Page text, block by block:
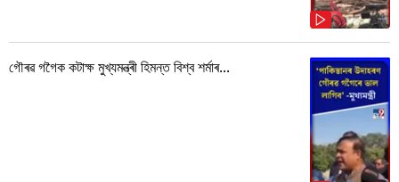
গৌৰৱ গগৈক কটাক্ষ মুখ্যমন্ত্ৰী হিমন্ত বিশ্ব শৰ্মাৰ...